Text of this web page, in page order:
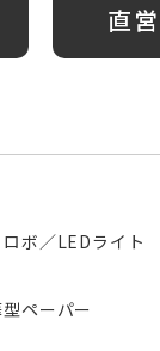
直
ロボ／LEDライト
ペーパー